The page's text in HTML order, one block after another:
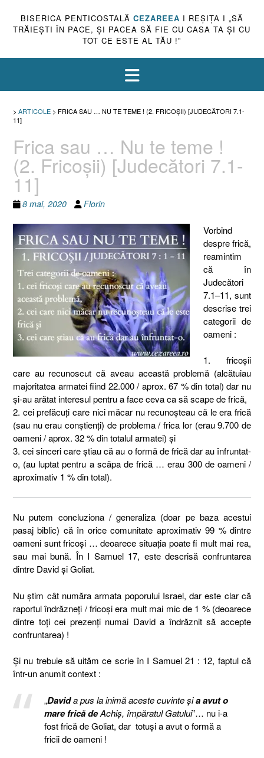
BISERICA PENTICOSTALĂ CEZAREEA I REŞIŢA I „SĂ
TRĂIEŞTI ÎN PACE, ŞI PACEA SĂ FIE CU CASA TA ŞI CU
TOT CE ESTE AL TĂU !”
> ARTICOLE > FRICA SAU … NU TE TEME ! (2. FRICOŞII) [JUDECĂTORI 7.1-
11]
Frica sau … Nu te teme !
(2. Fricoşii) [Judecători 7.1-
11]
8 mai, 2020 Florin
Vorbind
despre frică,
reamintim
că în
Judecători
7.1–11, sunt
descrise trei
categorii de
oameni :
1. fricoşii
care au recunoscut că aveau această problemă (alcătuiau
majoritatea armatei fiind 22.000 / aprox. 67 % din total) dar nu
şi-au arătat interesul pentru a face ceva ca să scape de frică,
2. cei prefăcuţi care nici măcar nu recunoşteau că le era frică
(sau nu erau conştienţi) de problema / frica lor (erau 9.700 de
oameni / aprox. 32 % din totalul armatei) şi
3. cei sinceri care ştiau că au o formă de frică dar au înfruntat-
o, (au luptat pentru a scăpa de frică … erau 300 de oameni /
aproximativ 1 % din total).
Nu putem concluziona / generaliza (doar pe baza acestui
pasaj biblic) că în orice comunitate aproximativ 99 % dintre
oameni sunt fricoşi … deoarece situaţia poate fi mult mai rea,
sau mai bună. În I Samuel 17, este descrisă confruntarea
dintre David şi Goliat.
Nu ştim cât număra armata poporului Israel, dar este clar că
raportul îndrăzneţi / fricoşi era mult mai mic de 1 % (deoarece
dintre toţi cei prezenţi numai David a îndrăznit să accepte
confruntarea) !
Şi nu trebuie să uităm ce scrie în I Samuel 21 : 12, faptul că
într-un anumit context :
„Davida pus la inimă aceste cuvinte şia avut o
mare frică deAchiş, împăratul Gatului”… nu i-a
fost frică de Goliat, dar totuşi a avut o formă a
fricii de oameni !